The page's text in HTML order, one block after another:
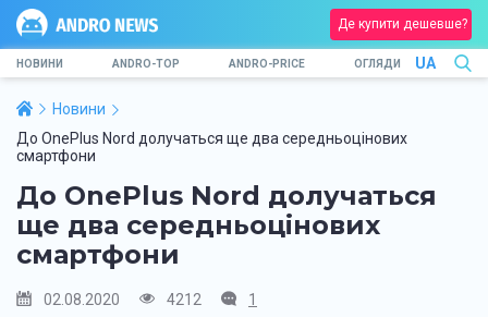
Де купити дешевше?
НОВИНИ ANDRO-TOP ANDRO-PRICE ОГЛЯДИ UA
Новини
До OnePlus Nord долучаться ще два середньоцінових
смартфони
До OnePlus Nord долучаться
ще два середньоцінових
смартфони
02.08.2020 4212 1